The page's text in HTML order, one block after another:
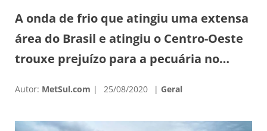
A onda de frio que atingiu uma extensa
área do Brasil e atingiu o Centro-Oeste
trouxe prejuízo para a pecuária no
sabem o tamanho exato das perdas,
mas foram significativas em algumas
Autor: MetSul.com 25/08/2020 Geral